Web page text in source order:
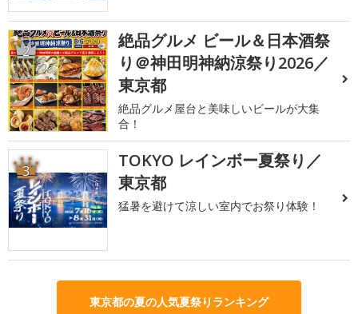
2
絶品グルメ ビール＆日本酒祭
り＠神田明神納涼祭り2026／
東京都
絶品グルメ屋台と美味しいビールが大集
合！
3
TOKYO レインボー夏祭り／
東京都
猛暑を避けて涼しい室内でお祭り体験！
東京都の夏の人気夏祭りランキング